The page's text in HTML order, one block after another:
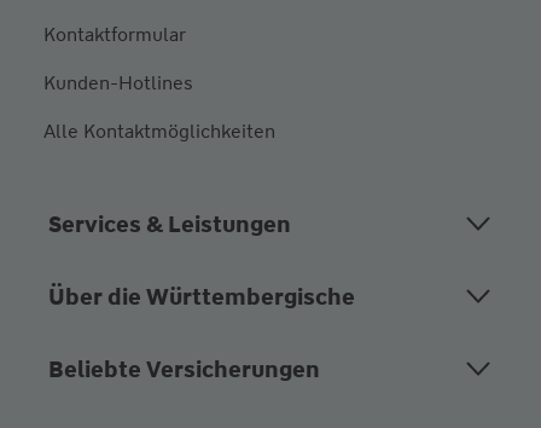
Kontaktformular
Kunden-Hotlines
Alle Kontaktmöglichkeiten
Services & Leistungen
Über die Württembergische
Beliebte Versicherungen